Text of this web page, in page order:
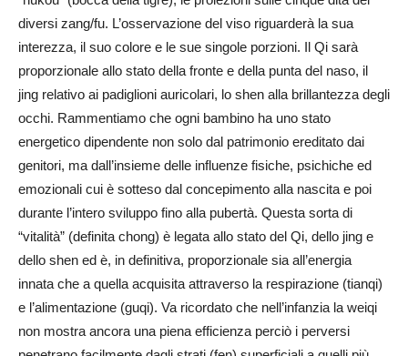
diversi zang/fu. L’osservazione del viso riguarderà la sua
interezza, il suo colore e le sue singole porzioni. Il Qi sarà
proporzionale allo stato della fronte e della punta del naso, il
jing relativo ai padiglioni auricolari, lo shen alla brillantezza degli
occhi. Rammentiamo che ogni bambino ha uno stato
energetico dipendente non solo dal patrimonio ereditato dai
genitori, ma dall’insieme delle influenze fisiche, psichiche ed
emozionali cui è sotteso dal concepimento alla nascita e poi
durante l’intero sviluppo fino alla pubertà. Questa sorta di
“vitalità” (definita chong) è legata allo stato del Qi, dello jing e
dello shen ed è, in definitiva, proporzionale sia all’energia
innata che a quella acquisita attraverso la respirazione (tianqi)
e l’alimentazione (guqi). Va ricordato che nell’infanzia la weiqi
non mostra ancora una piena efficienza perciò i perversi